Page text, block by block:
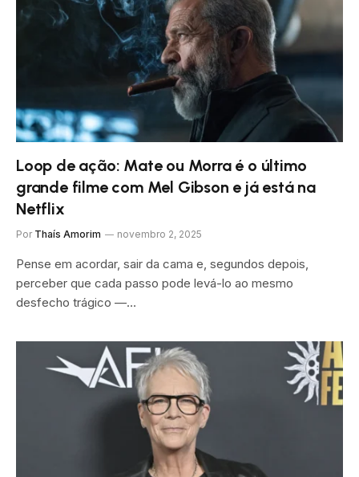
Loop de ação: Mate ou Morra é o último
grande filme com Mel Gibson e já está na
Netflix
Por Thaís Amorim novembro 2, 2025
Pense em acordar, sair da cama e, segundos depois,
perceber que cada passo pode levá-lo ao mesmo
desfecho trágico —…